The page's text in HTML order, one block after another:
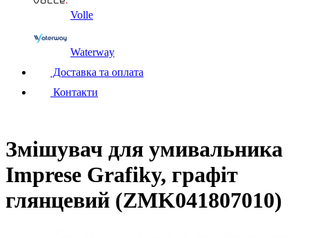
Volle
Waterway
Доставка та оплата
Контакти
Змішувач для умивальника
Imprese Grafiky, графіт
глянцевий (ZMK041807010)